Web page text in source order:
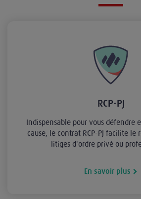
RCP-PJ
Indispensable pour vous défendre
cause, le contrat RCP-PJ facilite le
litiges d'ordre privé ou
En savoir plus